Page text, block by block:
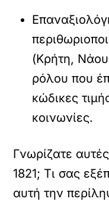
(Κρήτη,
ρόλου που
κώδικες
κοινωνίες.
Γνωρίζατε
1821; Τι σας
αυτή την